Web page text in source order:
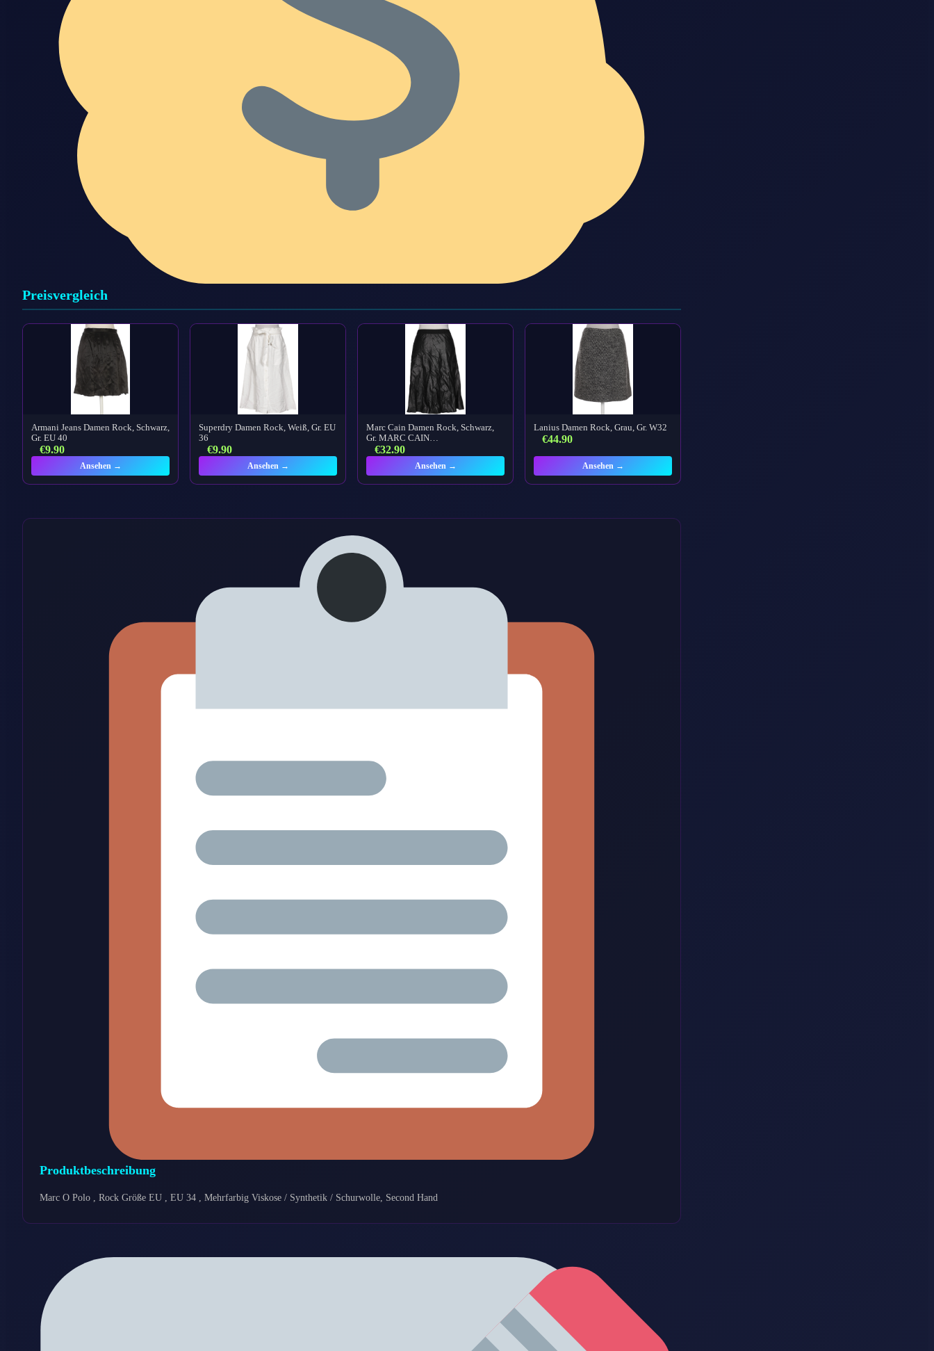
Preisvergleich
Armani Jeans Damen Rock, Schwarz,
Gr. EU 40
€9.90
Ansehen →
Superdry Damen Rock, Weiß, Gr. EU
36
€9.90
Ansehen →
Marc Cain Damen Rock, Schwarz,
Gr. MARC CAIN…
€32.90
Ansehen →
Lanius Damen Rock, Grau, Gr. W32
€44.90
Ansehen →
Produktbeschreibung
Marc O Polo , Rock Größe EU , EU 34 , Mehrfarbig Viskose / Synthetik / Schurwolle, Second Hand